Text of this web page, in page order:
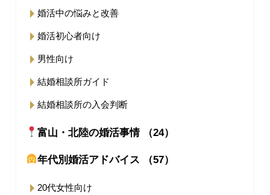
婚活中の悩みと改善
婚活初心者向け
男性向け
結婚相談所ガイド
結婚相談所の入会判断
富山・北陸の婚活事情 （24）
年代別婚活アドバイス （57）
20代女性向け